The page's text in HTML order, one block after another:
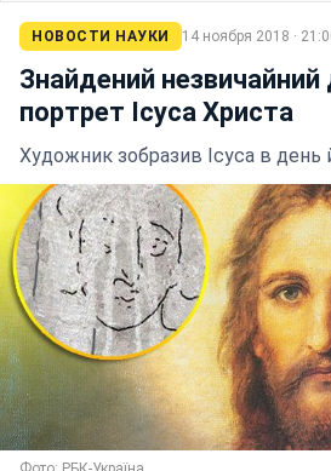
НОВОСТИ НАУКИ 14 ноября 2018 ·
Знайдений незвичайний
портрет Ісуса Христа
Художник зобразив Ісуса в день